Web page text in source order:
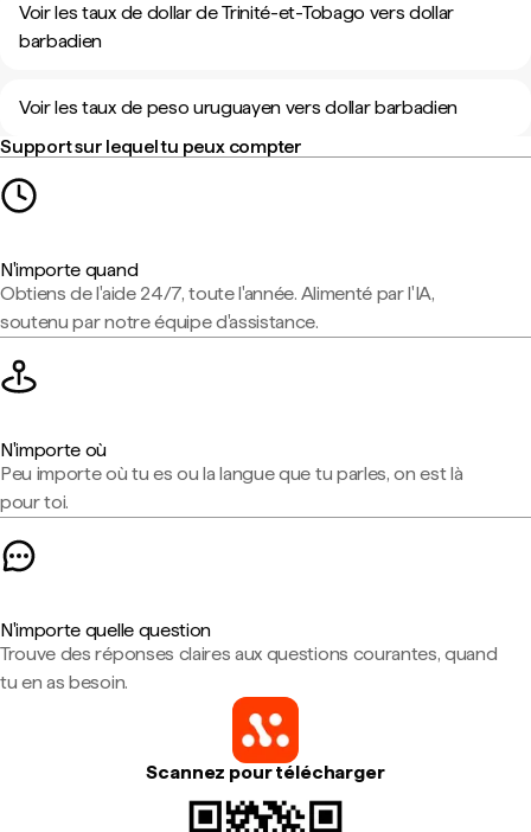
Voir les taux de dollar de Trinité-et-Tobago vers dollar
barbadien
Voir les taux de peso uruguayen vers dollar barbadien
Support sur lequel tu peux compter
N'importe quand
Obtiens de l'aide 24/7, toute l'année. Alimenté par l'IA,
soutenu par notre équipe d'assistance.
N'importe où
Peu importe où tu es ou la langue que tu parles, on est là
pour toi.
N'importe quelle question
Trouve des réponses claires aux questions courantes, quand
tu en as besoin.
Scannez pour télécharger